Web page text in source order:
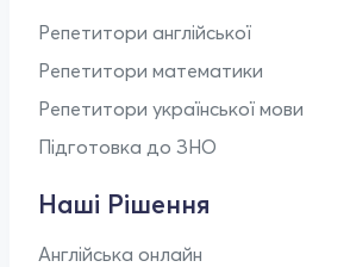
Репетитори англійської
Репетитори математики
Репетитори української мови
Підготовка до ЗНО
Наші Рішення
Англійська онлайн